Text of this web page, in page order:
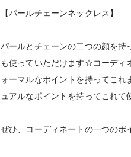
【パールチェーンネックレス】
パールとチェーンの二つの顔を持
も使っていただけます☆コーディ
ォーマルなポイントを持ってこ
ュアルなポイントを持ってこれ
ぜひ、コーディネートの一つの